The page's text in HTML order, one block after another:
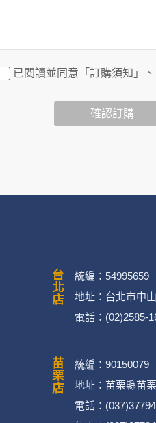
廠商連結，這些置放連結的
旗下網站上的聊天室或討論
用
、行銷、客戶管理、會員管
英文姓名、地址、聯絡電話
融機構帳戶之號碼與姓名、
不限於身分證統一編號、護
已閱讀並同意「訂購須知」
確認訂購
台北店
統編：
地址：台北市中
電話：(02)2585-
苗栗店
統編：
地址：苗栗縣苗
電話：